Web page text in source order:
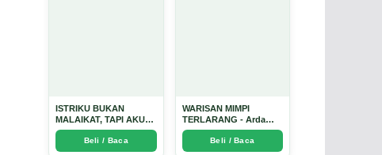
ISTRIKU BUKAN
MALAIKAT, TAPI AKU
JUGA TIDAK SUCI -
Arda DinataBeli / Baca
WARISAN MIMPI
TERLARANG - Arda
Dinata
Beli / Baca